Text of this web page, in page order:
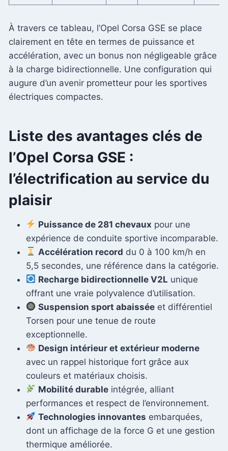
À travers ce tableau, l’Opel Corsa GSE se place
clairement en tête en termes de puissance et
accélération, avec un bonus non négligeable grâce
à la charge bidirectionnelle. Une configuration qui
augure d’un avenir prometteur pour les sportives
électriques compactes.
Liste des avantages clés de
l’Opel Corsa GSE :
l’électrification au service du
plaisir
Puissance de 281 chevaux pour une
expérience de conduite sportive incomparable.
Accélération record du 0 à 100 km/h en
5,5 secondes, une référence dans la catégorie.
Recharge bidirectionnelle V2L unique
offrant une vraie polyvalence d’utilisation.
Suspension sport abaissée et différentiel
Torsen pour une tenue de route
exceptionnelle.
Design intérieur et extérieur moderne
avec un rappel historique fort grâce aux
couleurs et matériaux choisis.
Mobilité durable intégrée, alliant
performances et respect de l’environnement.
Technologies innovantes embarquées,
dont un affichage de la force G et une gestion
thermique améliorée.